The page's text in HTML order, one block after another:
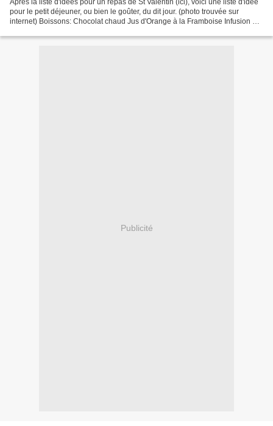
pour le petit déjeuner, ou bien le goûter, du dit jour. (photo trouvée sur
internet) Boissons: Chocolat chaud Jus d'Orange à la Framboise Infusion à
Publicité